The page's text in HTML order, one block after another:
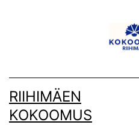
RIIHIMÄEN
KOKOOMUS